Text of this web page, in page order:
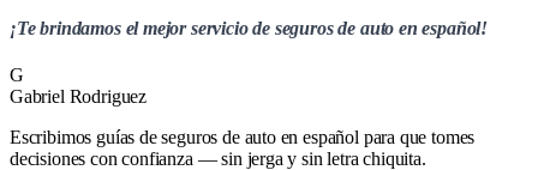
¡Te brindamos el mejor servicio de seguros de auto en español!
G
Gabriel Rodriguez
Escribimos guías de seguros de auto en español para que tomes
decisiones con confianza — sin jerga y sin letra chiquita.